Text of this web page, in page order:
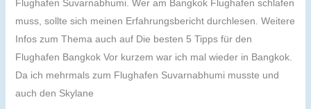
Flughafen Suvarnabhumi. Wer am Bangkok Flughafen schlafen
muss, sollte sich meinen Erfahrungsbericht durchlesen. Weitere
Infos zum Thema auch auf Die besten 5 Tipps für den
Flughafen Bangkok Vor kurzem war ich mal wieder in Bangkok.
Da ich mehrmals zum Flughafen Suvarnabhumi musste und
auch den Skylane